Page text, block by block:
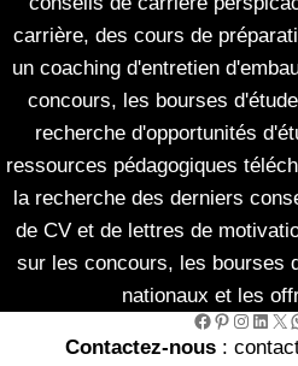
carrière, des cours de
un coaching d'entretien
concours, les bourses
recherche d'opportunités
ressources pédagogiques
la recherche des derniers
de CV et de lettres de
sur les concours, les bourses
nationaux et les
Facebook Pinterest Instagram LinkedIn X WhatsApp
Contactez-nous :